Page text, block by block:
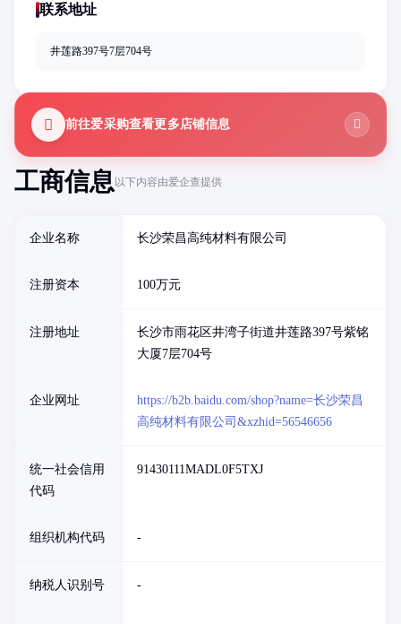
工商信息以下内容由爱企查提供
企业名称 长沙荣昌高纯材料有限公司
注册资本 100万元
注册地址
长沙市雨花区井湾子街道井莲路397号紫铭
大厦7层704号
企业网址
https://b2b.baidu.com/shop?name=长沙荣昌
高纯材料有限公司&xzhid=56546656
统一社会信用
代码
91430111MADL0F5TXJ
组织机构代码 -
纳税人识别号 -
联系地址
井莲路397号7层704号
前往爱采购查看更多店铺信息